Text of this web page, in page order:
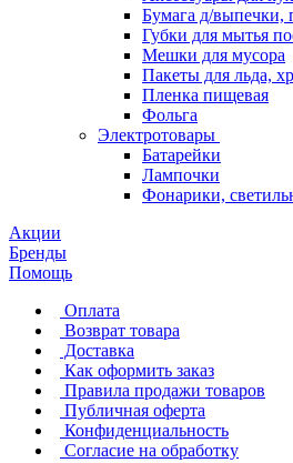
Бумага д/выпечки,
Губки для мытья
Мешки для мусора
Пакеты для льда,
Пленка пищевая
Фольга
Электротовары
Батарейки
Лампочки
Фонарики,
Акции
Бренды
Помощь
Оплата
Возврат товара
Доставка
Как оформить заказ
Правила продажи товаров
Публичная оферта
Конфиденциальность
Согласие на обработку